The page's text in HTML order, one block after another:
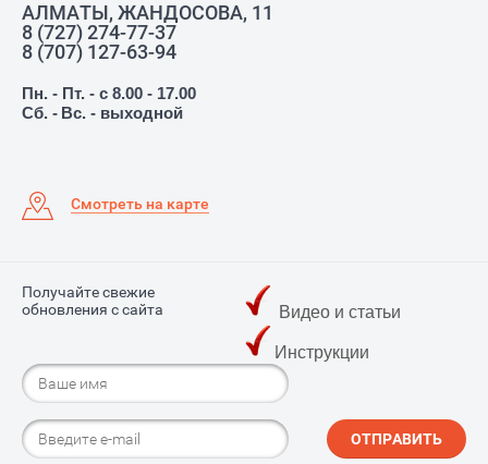
АЛМАТЫ, ЖАНДОСОВА, 11
8 (727) 274-77-37
8 (707) 127-63-94
Пн. - Пт. - с 8.00 - 17.00
Сб. - Вс. - выходной
Смотреть на карте
Получайте свежие
обновления с сайта
Видео и статьи
Инструкции
ОТПРАВИТЬ